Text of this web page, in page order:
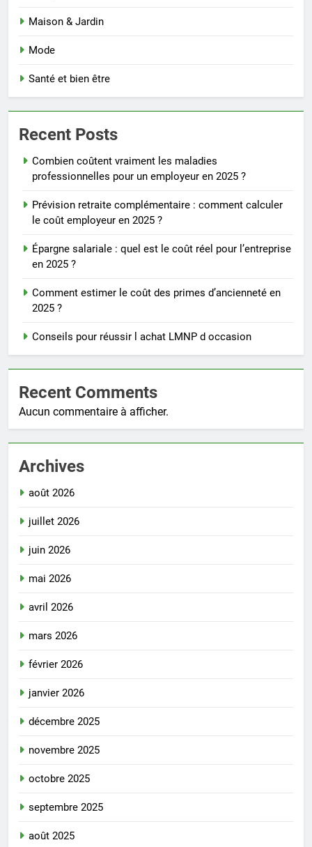
Maison & Jardin
Mode
Santé et bien être
Recent Posts
Combien coûtent vraiment les maladies
professionnelles pour un employeur en 2025 ?
Prévision retraite complémentaire : comment calculer
le coût employeur en 2025 ?
Épargne salariale : quel est le coût réel pour l’entreprise
en 2025 ?
Comment estimer le coût des primes d’ancienneté en
2025 ?
Conseils pour réussir l achat LMNP d occasion
Recent Comments
Aucun commentaire à afficher.
Archives
août 2026
juillet 2026
juin 2026
mai 2026
avril 2026
mars 2026
février 2026
janvier 2026
décembre 2025
novembre 2025
octobre 2025
septembre 2025
août 2025